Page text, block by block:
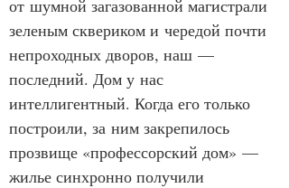
от шумной загазованной магистрали
зеленым сквериком и чередой почти
непроходных дворов, наш —
последний. Дом у нас
интеллигентный. Когда его только
построили, за ним закрепилось
прозвище «профессорский дом» —
жилье синхронно получили